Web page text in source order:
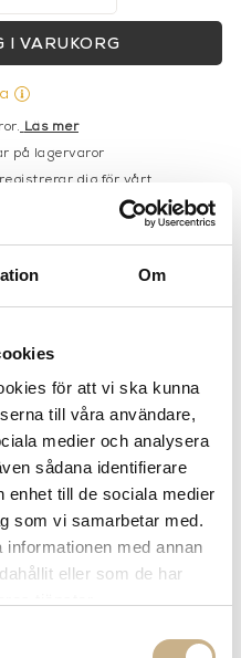
Om
för att vi ska kunna
till våra användare,
medier och analysera
sådana identifierare
enhet till de sociala medier
som vi samarbetar med.
med annan
eller som de har
I VARUKORG
Läs mer
på lagervaror
dig för vårt